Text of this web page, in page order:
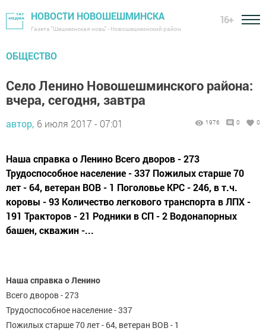
НОВОСТИ НОВОШЕШМИНСКА
Газета "Шешминская новь" - Новошешминский район
16+
ОБЩЕСТВО
Село Ленино Новошешминского района:
вчера, сегодня, завтра
автор, 6 июля 2017 - 07:01 1976 0 0
Наша справка о Ленино Всего дворов - 273
Трудоспособное население - 337 Пожилых старше 70
лет - 64, ветеран ВОВ - 1 Поголовье КРС - 246, в т.ч.
коровы - 93 Количество легкового транспорта в ЛПХ -
191 Тракторов - 21 Родники в СП - 2 Водонапорных
башен, скважин -...
Наша справка о Ленино
Всего дворов - 273
Трудоспособное население - 337
Пожилых старше 70 лет - 64, ветеран ВОВ - 1